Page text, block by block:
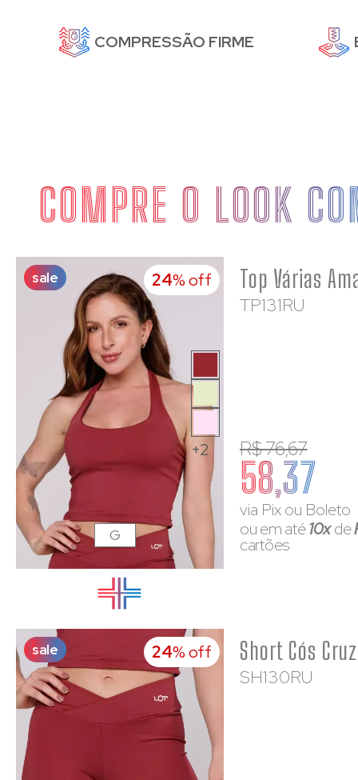
COMPRESSÃO FIRME
COMPRE O LOOK
sale 24% off
+2
TP131RU
R$ 76,67
58,37
via Pix ou Boleto
ou em até10xde
cartões
G
sale 24% off
SH130RU